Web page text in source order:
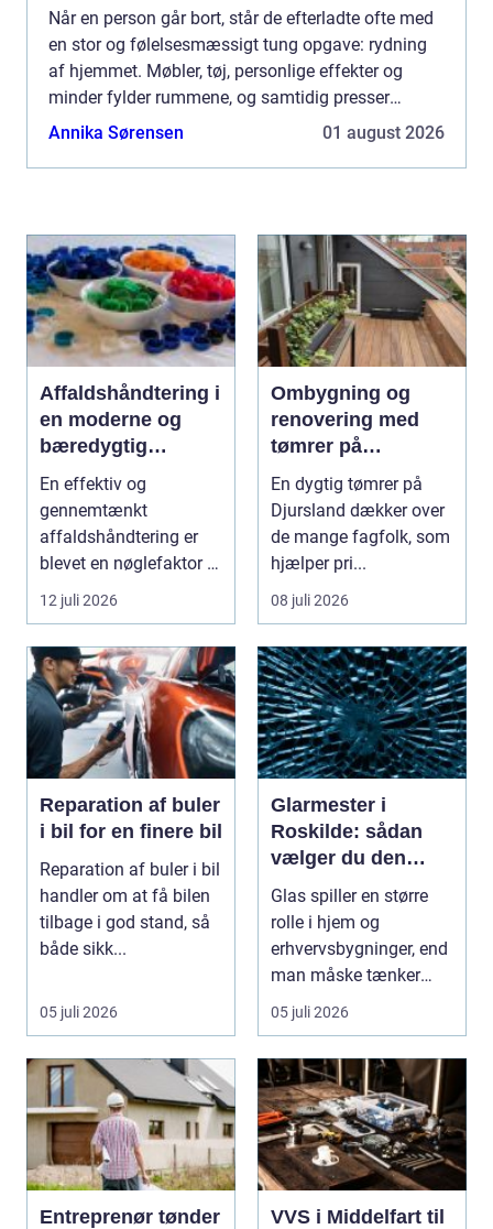
Når en person går bort, står de efterladte ofte med
en stor og følelsesmæssigt tung opgave: rydning
af hjemmet. Møbler, tøj, personlige effekter og
minder fylder rummene, og samtidig presser
praktiske frister fra boligforening,
Annika Sørensen 01 august 2026
Affaldshåndtering i
en moderne og
bæredygtig
hverdag
En effektiv og
gennemtænkt
affaldshåndtering er
blevet en nøglefaktor i
den grønne omstilling.
12 juli 2026
Ombygning og
renovering med
tømrer på
Djursland
En dygtig tømrer på
Djursland dækker over
de mange fagfolk, som
hjælper pri...
08 juli 2026
Reparation af buler
i bil for en finere bil
Reparation af buler i bil
handler om at få bilen
tilbage i god stand, så
både sikk...
05 juli 2026
Glarmester i
Roskilde: sådan
vælger du den
rette fagmand til
dine glasopgaver
Glas spiller en større
rolle i hjem og
erhvervsbygninger, end
man måske tænker
ov...
05 juli 2026
Entreprenør tønder
VVS i Middelfart til